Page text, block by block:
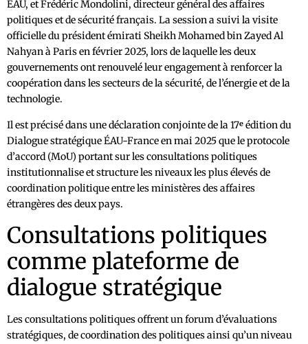
ÉAU, et Frédéric Mondolini, directeur général des affaires
politiques et de sécurité français. La session a suivi la visite
officielle du président émirati Sheikh Mohamed bin Zayed Al
Nahyan à Paris en février 2025, lors de laquelle les deux
gouvernements ont renouvelé leur engagement à renforcer la
coopération dans les secteurs de la sécurité, de l’énergie et de la
technologie.
Il est précisé dans une déclaration conjointe de la 17ᵉ édition du
Dialogue stratégique ÉAU-France en mai 2025 que le protocole
d’accord (MoU) portant sur les consultations politiques
institutionnalise et structure les niveaux les plus élevés de
coordination politique entre les ministères des affaires
étrangères des deux pays.
Consultations politiques
comme plateforme de
dialogue stratégique
Les consultations politiques offrent un forum d’évaluations
stratégiques, de coordination des politiques ainsi qu’un niveau